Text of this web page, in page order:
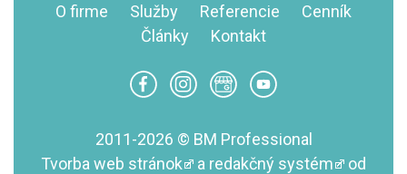
O firme Služby Referencie
Cenník
Články
Kontakt
2011-2026 © BM Professional
Tvorba web stránok
a redakčný systém od